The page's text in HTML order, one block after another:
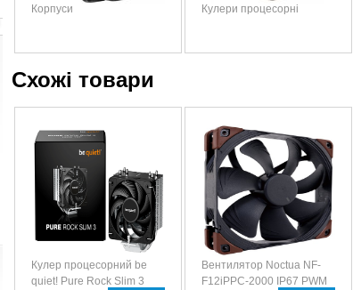
Корпуси Кулери процесорні
Схожі товари
Кулер процесорний be
quiet! Pure Rock Slim 3
Вентилятор Noctua NF-
F12iPPC-2000 IP67 PWM